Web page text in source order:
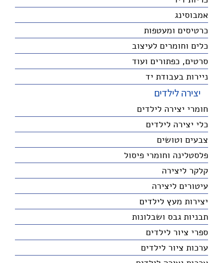
אמבוסינג
כרטיסים ומעטפות
כלים וחומרים לעיצוב
סרטים, כפתורים ועוד
ניירות בעבודת יד
יצירה לילדים
חומרי יצירה לילדים
כלי יצירה לילדים
צבעים וטושים
פלסטלינה וחומרי פיסול
קלקר ליצירה
עיטורים ליצירה
יצירות מעץ לילדים
תבניות גבס ושבלונות
ספרי ציור לילדים
ערכות ציור לילדים